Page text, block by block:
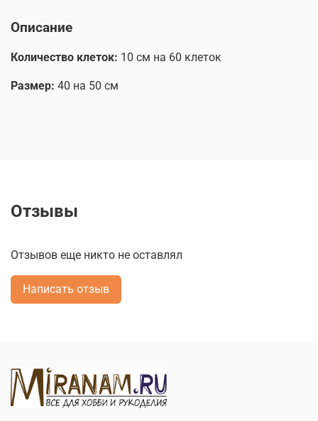
Описание
Количество клеток: 10 см на 60 клеток
Размер: 40 на 50 см
Отзывы
Отзывов еще никто не оставлял
Написать отзыв